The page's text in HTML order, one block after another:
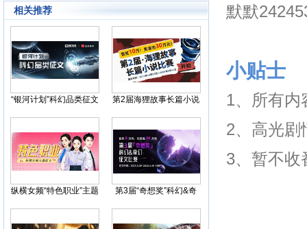
相关推荐
“银河计划”科幻品类征文
第2届海狸故事长篇小说
纵横女频“特色职业”主题
第3届“奇想奖”科幻&奇
默默
小贴士
1、所有内
2、高光剧
3、暂不收